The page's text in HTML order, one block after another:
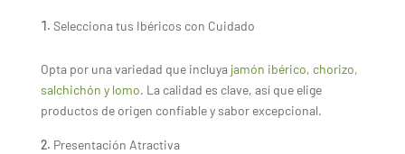
Selecciona tus Ibéricos con Cuidado
Opta por una variedad que incluya jamón ibérico, chorizo,
salchichón y lomo. La calidad es clave, así que elige
productos de origen confiable y sabor excepcional.
Presentación Atractiva